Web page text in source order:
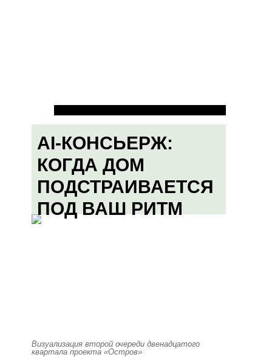
AI-КОНСЬЕРЖ:
КОГДА ДОМ
ПОДСТРАИВАЕТСЯ
ПОД ВАШ РИТМ
Визуализация второй очереди двенадцатого
квартала проекта «Остров»